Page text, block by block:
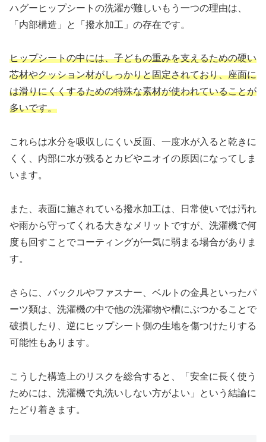
ハグーヒップシートの洗濯が難しいもう一つの理由は、
「内部構造」と「撥水加工」の存在です。
ヒップシートの中には、子どもの重みを支えるための硬い
芯材やクッション材がしっかりと固定されており、座面に
は滑りにくくするための特殊な素材が使われていることが
多いです。
これらは水分を吸収しにくい反面、一度水が入ると乾きに
くく、内部に水が残るとカビやニオイの原因になってしま
います。
また、表面に施されている撥水加工は、日常使いでは汚れ
や雨から守ってくれる大きなメリットですが、洗濯機で何
度も回すことでコーティングが一気に弱まる場合がありま
す。
さらに、バックルやファスナー、ベルトの金具といったパ
ーツ類は、洗濯機の中で他の洗濯物や槽にぶつかることで
破損したり、逆にヒップシート側の生地を傷つけたりする
可能性もあります。
こうした構造上のリスクを総合すると、「安全に長く使う
ためには、洗濯機で丸洗いしない方がよい」という結論に
たどり着きます。